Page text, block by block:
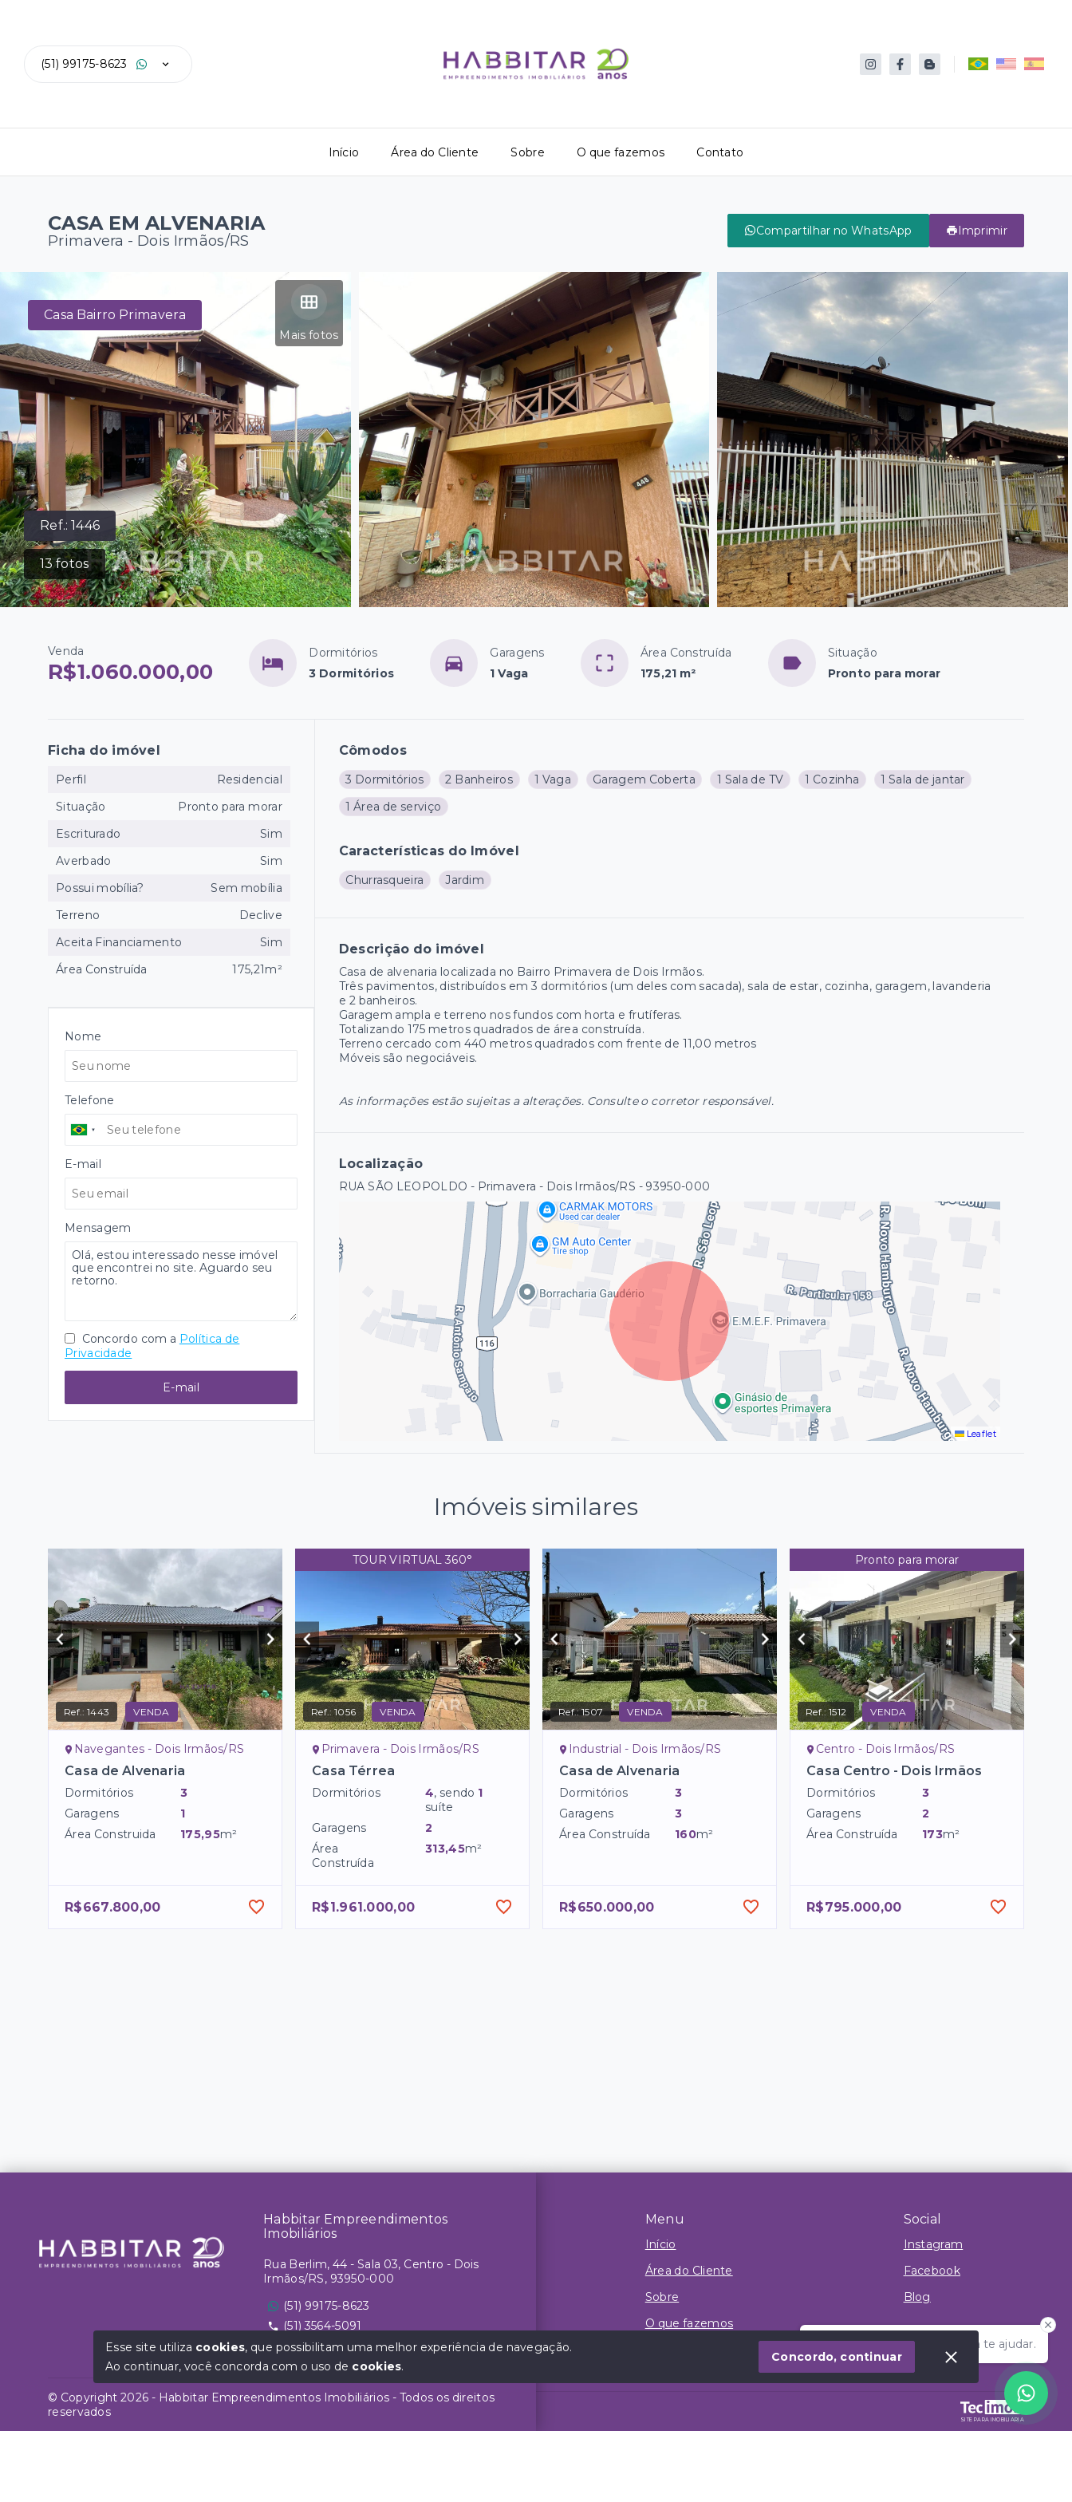
(51) 99175-8623
Início Área do Cliente Sobre O que fazemos Contato
CASA EM ALVENARIA
Primavera - Dois Irmãos/RS
Compartilhar no WhatsApp Imprimir
Ref.:1446
13fotos
Mais fotos
Casa Bairro Primavera
Venda
R$1.060.000,00
Dormitórios
3 Dormitórios
Garagens
1 Vaga
Área Construída
175,21 m²
Situação
Pronto para morar
Cômodos
3 Dormitórios 2 Banheiros 1 Vaga Garagem Coberta 1 Sala de TV 1 Cozinha
1 Sala de jantar
1 Área de serviço
Características do Imóvel
Churrasqueira Jardim
Descrição do imóvel
Casa de alvenaria localizada no Bairro Primavera de Dois Irmãos.
Três pavimentos, distribuídos em 3 dormitórios (um deles com sacada), sala de estar, cozinha, garagem, lavanderia
e 2 banheiros.
Garagem ampla e terreno nos fundos com horta e frutíferas.
Totalizando 175 metros quadrados de área construída.
Terreno cercado com 440 metros quadrados com frente de 11,00 metros
Móveis são negociáveis.
As informações estão sujeitas a alterações. Consulte o corretor responsável.
Localização
RUA SÃO LEOPOLDO - Primavera - Dois Irmãos/RS - 93950-000
Leaflet
Ficha do imóvel
Perfil
Residencial
Situação
Pronto para morar
Escriturado
Sim
Averbado
Sim
Possui mobília?
Sem mobília
Terreno
Declive
Aceita Financiamento
Sim
Área Construída
175,21m²
Nome
Telefone
E-mail
Mensagem
Concordo com a Política de
Privacidade
E-mail
Imóveis similares
Ref.:1443 VENDA
Navegantes - Dois Irmãos/RS
Casa de Alvenaria
Dormitórios
3
Garagens
1
Área Construida
175,95m²
R$667.800,00
TOUR VIRTUAL 360°
Ref.:1056 VENDA
Primavera - Dois Irmãos/RS
Casa Térrea
Dormitórios 4, sendo 1
suíte
Garagens
2
Área
Construída
313,45m²
R$1.961.000,00
Ref.:1507 VENDA
Industrial - Dois Irmãos/RS
Casa de Alvenaria
Dormitórios
3
Garagens
3
Área Construída
160m²
R$650.000,00
Pronto para morar
Ref.:1512 VENDA
Centro - Dois Irmãos/RS
Casa Centro - Dois Irmãos
Dormitórios
3
Garagens
2
Área Construída
173m²
R$795.000,00
Olá! Estamos disponíveis para te ajudar.
Menu
Início
Área do Cliente
Sobre
O que fazemos
Social
Instagram
Facebook
Blog
SITE PARA IMOBILIARIA
Habbitar Empreendimentos
Imobiliários
Rua Berlim, 44 - Sala 03, Centro - Dois
Irmãos/RS, 93950-000
(51) 99175-8623
(51) 3564-5091
vendas@habbitar.com.br
© Copyright 2026 - Habbitar Empreendimentos Imobiliários - Todos os direitos
reservados
Esse site utiliza cookies, que possibilitam uma melhor experiência de navegação.
Ao continuar, você concorda com o uso de cookies.
Concordo, continuar